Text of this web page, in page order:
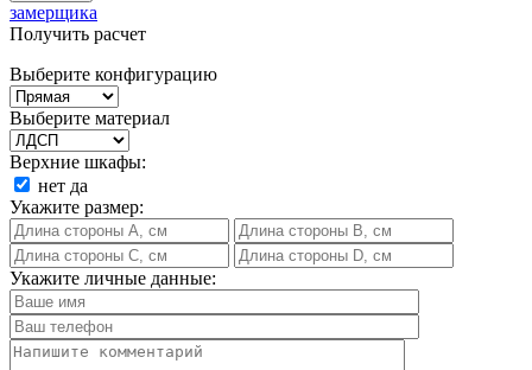
замерщика
Получить расчет
Выберите конфигурацию
Выберите материал
Верхние шкафы:
нет да
Укажите размер:
Укажите личные данные: